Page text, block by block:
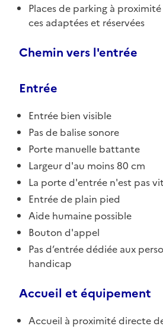
Places de parking à
ces adaptées et réservées
Chemin vers l'entrée
Entrée
Entrée bien visible
Pas de balise sonore
Porte manuelle battante
Largeur d'au moins 80 cm
La porte d'entrée n'est pas
Entrée de plain pied
Aide humaine possible
Bouton d'appel
Pas d’entrée dédiée aux
handicap
Accueil et équipement
Accueil à proximité directe